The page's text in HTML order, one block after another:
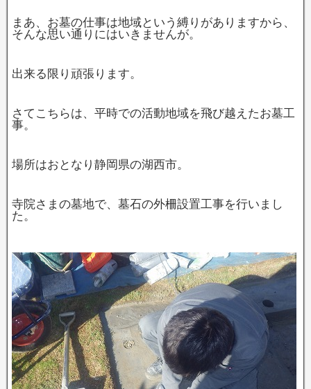
まあ、お墓の仕事は地域という縛りがありますから、
そんな思い通りにはいきませんが。
出来る限り頑張ります。
さてこちらは、平時での活動地域を飛び越えたお墓工
事。
場所はおとなり静岡県の湖西市。
寺院さまの墓地で、墓石の外柵設置工事を行いまし
た。